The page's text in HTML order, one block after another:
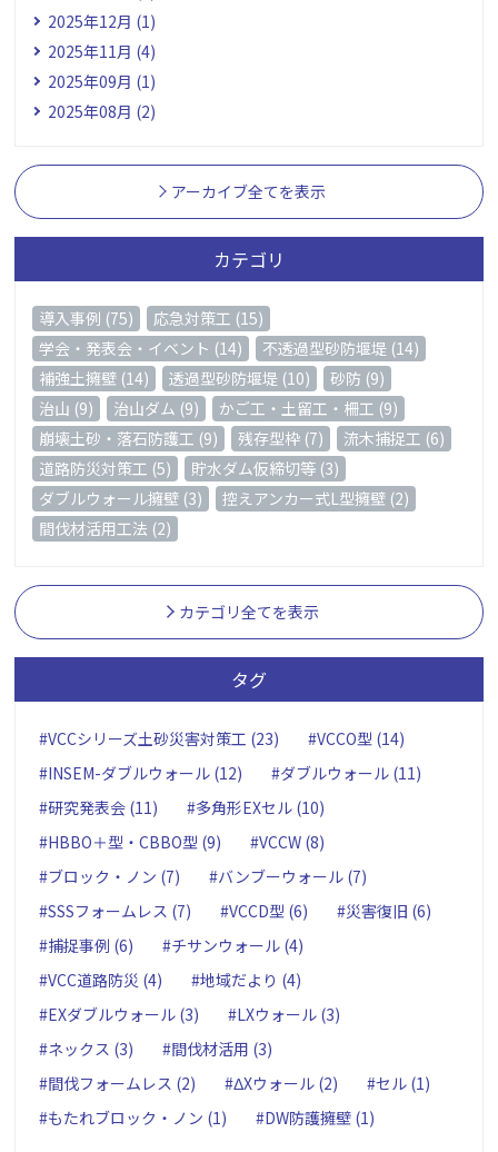
2025年12月 (1)
2025年11月 (4)
2025年09月 (1)
2025年08月 (2)
アーカイブ全てを表示
カテゴリ
導入事例 (75)
応急対策工 (15)
学会・発表会・イベント (14)
不透過型砂防堰堤 (14)
補強土擁壁 (14)
透過型砂防堰堤 (10)
砂防 (9)
治山 (9)
治山ダム (9)
かご工・土留工・柵工 (9)
崩壊土砂・落石防護工 (9)
残存型枠 (7)
流木捕捉工 (6)
道路防災対策工 (5)
貯水ダム仮締切等 (3)
ダブルウォール擁壁 (3)
控えアンカー式L型擁壁 (2)
間伐材活用工法 (2)
カテゴリ全てを表示
タグ
#VCCシリーズ土砂災害対策工 (23)
#VCCO型 (14)
#INSEM-ダブルウォール (12)
#ダブルウォール (11)
#研究発表会 (11)
#多角形EXセル (10)
#HBBO＋型・CBBO型 (9)
#VCCW (8)
#ブロック・ノン (7)
#バンブーウォール (7)
#SSSフォームレス (7)
#VCCD型 (6)
#災害復旧 (6)
#捕捉事例 (6)
#チサンウォール (4)
#VCC道路防災 (4)
#地域だより (4)
#EXダブルウォール (3)
#LXウォール (3)
#ネックス (3)
#間伐材活用 (3)
#間伐フォームレス (2)
#ΔXウォール (2)
#セル (1)
#もたれブロック・ノン (1)
#DW防護擁壁 (1)